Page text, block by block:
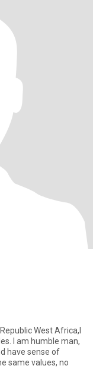
West Africa,I
I am humble man,
have sense of
same values, no